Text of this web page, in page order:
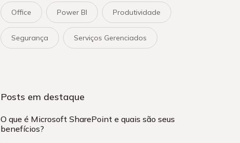
Office Power BI Produtividade
Segurança Serviços Gerenciados
Posts em destaque
O que é Microsoft SharePoint e quais são seus
benefícios?